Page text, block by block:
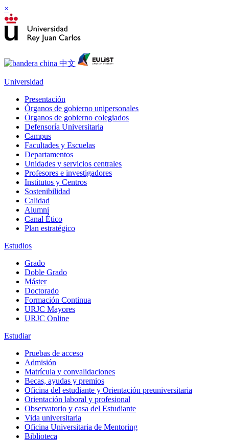
×
Universidad
Presentación
Órganos de gobierno unipersonales
Órganos de gobierno colegiados
Defensoría Universitaria
Campus
Facultades y Escuelas
Departamentos
Unidades y servicios centrales
Profesores e investigadores
Institutos y Centros
Sostenibilidad
Calidad
Alumni
Canal Ético
Plan estratégico
Estudios
Grado
Doble Grado
Máster
Doctorado
Formación Continua
URJC Mayores
URJC Online
Estudiar
Pruebas de acceso
Admisión
Matrícula y convalidaciones
Becas, ayudas y premios
Oficina del estudiante y Orientación preuniversitaria
Orientación laboral y profesional
Observatorio y casa del Estudiante
Vida universitaria
Oficina Universitaria de Mentoring
Biblioteca